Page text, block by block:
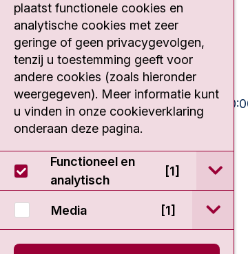
Plesmanlaan 121
1066 CX Amsterdam
020 512 9111
Bezoektijden
Ma-Vrij:
10:30 - 13:00 en 15:00 -
Weekend: 10:30 - 20:00
IC:
10:00 - 22:00
plaatst functionele cookies en
analytische cookies met zeer
geringe of geen privacygevolgen,
tenzij u toestemming geeft voor
andere cookies (zoals hieronder
weergegeven). Meer informatie kunt
u vinden in onze cookieverklaring
onderaan deze pagina.
Functioneel en
analytisch
[1] open
Media [1] open /